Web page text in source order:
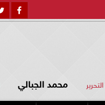
محمد الجبالي